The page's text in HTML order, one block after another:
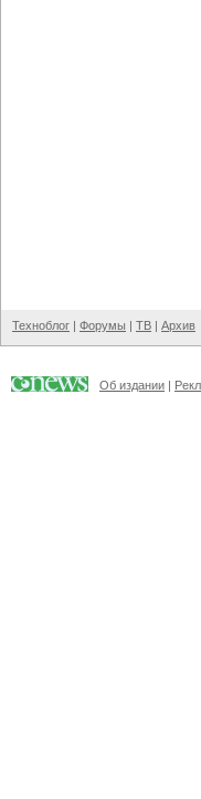
Техноблог | Форумы | ТВ | Архив
Об издании |